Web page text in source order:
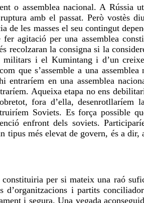
o assemblea nacional. A
amb el passat. Però vostès
de les masses el seu contingut
agitació per una assemblea
recolzaran la consigna si la
i el Kumintang i d’un
que s’assemble a una
entraríem en una assemblea
Aqueixa etapa no ens
fora d’ella,
Soviets. Es força possible
enfront dels soviets.
tipus més elevat de govern, és a
per si mateix una raó
i partits
i segura. Una vegada